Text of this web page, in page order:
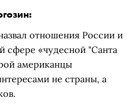
отношения России и
сфере «чудесной "Санта
американцы
не страны, а